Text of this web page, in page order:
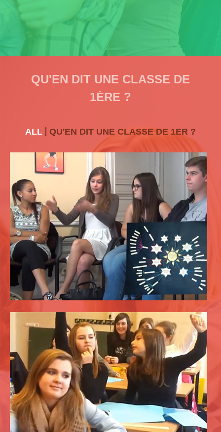
QU'EN DIT UNE CLASSE DE
1ÈRE ?
ALL QU'EN DIT UNE CLASSE DE 1ER ?
QU’EN DISENT DES ÉLÈVES DE RHÉTO
Cliquez sur le lien ci-dessous à droite pour regarder la vidéo
QU’EN DISENT LES GROUPES CLASSES ?
Cliquez sur le lien ci-dessous à droite pour regarder la vidéo